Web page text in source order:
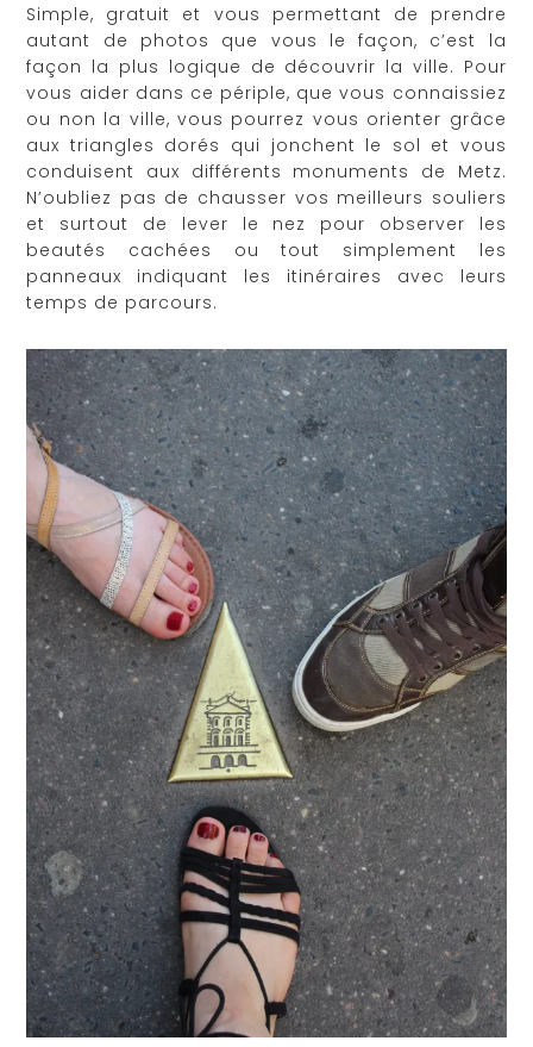
Simple, gratuit et vous permettant de prendre
autant de photos que vous le façon, c’est la
façon la plus logique de découvrir la ville. Pour
vous aider dans ce périple, que vous connaissiez
ou non la ville, vous pourrez vous orienter grâce
aux triangles dorés qui jonchent le sol et vous
conduisent aux différents monuments de Metz.
N’oubliez pas de chausser vos meilleurs souliers
et surtout de lever le nez pour observer les
beautés cachées ou tout simplement les
panneaux indiquant les itinéraires avec leurs
temps de parcours.